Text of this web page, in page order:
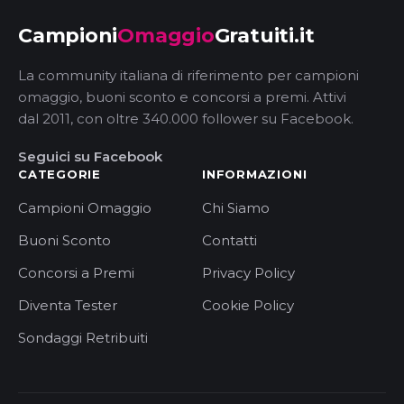
CampioniOmaggioGratuiti.it
La community italiana di riferimento per campioni
omaggio, buoni sconto e concorsi a premi. Attivi
dal 2011, con oltre 340.000 follower su Facebook.
Seguici su Facebook
CATEGORIE
Campioni Omaggio
Buoni Sconto
Concorsi a Premi
Diventa Tester
Sondaggi Retribuiti
INFORMAZIONI
Chi Siamo
Contatti
Privacy Policy
Cookie Policy